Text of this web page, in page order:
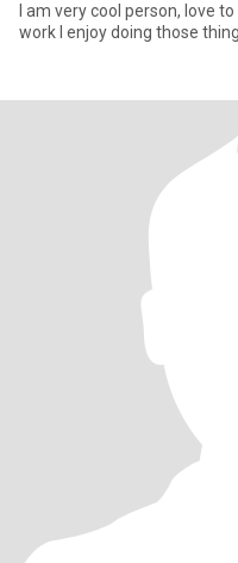
I am very cool person, love
work I enjoy doing those